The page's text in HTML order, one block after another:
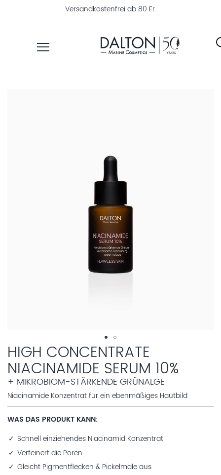
Versandkostenfrei ab 80 Fr.
HIGH CONCENTRATE
NIACINAMIDE SERUM 10%
+ MIKROBIOM-STÄRKENDE GRÜNALGE
Niacinamide Konzentrat für ein ebenmäßiges Hautbild
WAS DAS PRODUKT KANN
Schnell einziehendes Niacinamid Konzentrat
Verfeinert die Poren
Gleicht Pigmentflecken & Pickelmale aus